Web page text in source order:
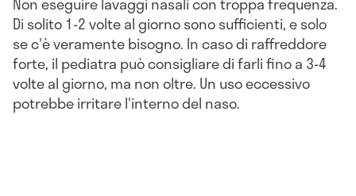
Di solito 1-2 volte al giorno sono sufficienti, e solo
se c'è veramente bisogno. In caso di raffreddore
forte, il pediatra può consigliare di farli fino a 3-4
volte al giorno, ma non oltre. Un uso eccessivo
potrebbe irritare l'interno del naso.